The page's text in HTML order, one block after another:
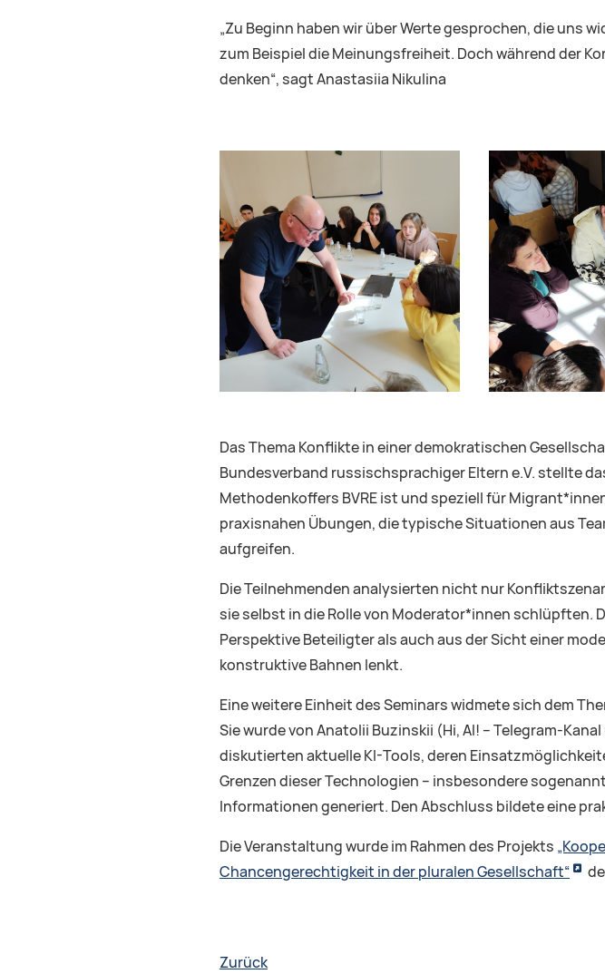
„Zu Beginn haben wir über Werte gesprochen, die uns
zum Beispiel die Meinungsfreiheit. Doch während der
denken“, sagt Anastasiia Nikulina
Das Thema Konflikte in einer demokratischen
Bundesverband russischsprachiger Eltern e.V. stellte
Methodenkoffers BVRE ist und speziell für
praxisnahen Übungen, die typische Situationen aus
aufgreifen.
Die Teilnehmenden analysierten nicht nur
sie selbst in die Rolle von Moderator*innen schlüpften.
Perspektive Beteiligter als auch aus der Sicht einer
konstruktive Bahnen lenkt.
Eine weitere Einheit des Seminars widmete sich dem
Sie wurde von Anatolii Buzinskii (Hi, AI! – Telegram-
diskutierten aktuelle KI-Tools, deren
Grenzen dieser Technologien – insbesondere
Informationen generiert. Den Abschluss bildete eine
Die Veranstaltung wurde im Rahmen des Projekts
Chancengerechtigkeit in der pluralen Gesellschaft“
Zurück